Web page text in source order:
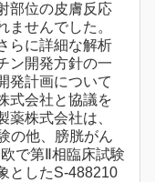
部位の皮膚反応
ませんでした。
らに詳細な解析
ン開発方針の一
発計画について
式会社と協議を
株式会社は、
の他、膀胱がん
で第Ⅱ相臨床試験
としたS-488210